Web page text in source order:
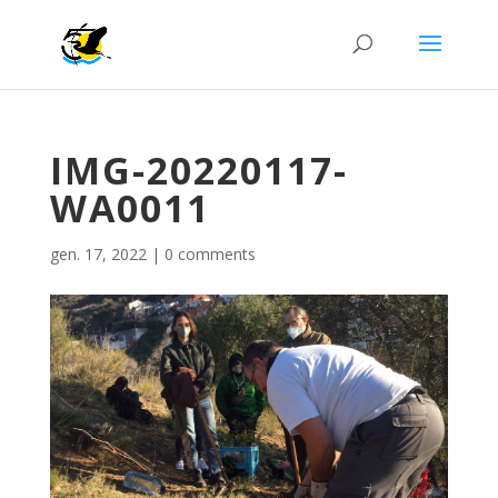
IMG-20220117-
WA0011
gen. 17, 2022| 0 comments